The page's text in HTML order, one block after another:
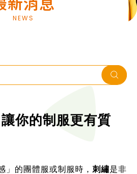
你的制服更有質
」的團體服或制服時， 刺繡是非